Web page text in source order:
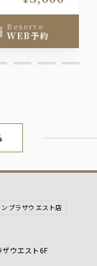
ルフリー
です。
reserve
WEB予約
ンプラザウエスト店
ウエスト6F